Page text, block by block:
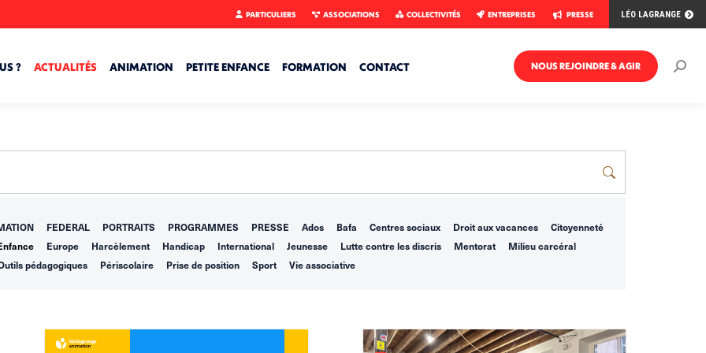
PARTICULIERS ASSOCIATIONS COLLECTIVITÉS ENTREPRISES PRESSE LÉO LAGRANGE
? ACTUALITÉS ANIMATION PETITE ENFANCE FORMATION CONTACT NOUS REJOINDRE & AGIR
FEDERAL PORTRAITS PROGRAMMES PRESSE Ados Bafa Centres sociaux Droit aux vacances
Citoyenneté
Europe Harcèlement Handicap International Jeunesse Lutte contre les discris Mentorat
Milieu carcéral
pédagogiques
Périscolaire Prise de position Sport Vie associative